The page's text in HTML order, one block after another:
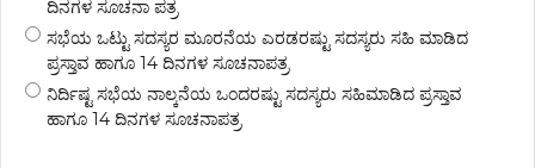
ದಿನಗಳ ಸೂಚನಾ ಪತ್ರ
ಸಭೆಯ ಒಟ್ಟು ಸದಸ್ಯರ ಮೂರನೆಯ ಎರಡರಷ್ಟು ಸದಸ್ಯರು ಸಹಿ ಮಾಡಿದ
ಪ್ರಸ್ತಾವ ಹಾಗೂ 14 ದಿನಗಳ ಸೂಚನಾಪತ್ರ
ನಿರ್ದಿಷ್ಟ ಸಭೆಯ ನಾಲ್ಕನೆಯ ಒಂದರಷ್ಟು ಸದಸ್ಯರು ಸಹಿಮಾಡಿದ ಪ್ರಸ್ತಾವ
ಹಾಗೂ 14 ದಿನಗಳ ಸೂಚನಾಪತ್ರ